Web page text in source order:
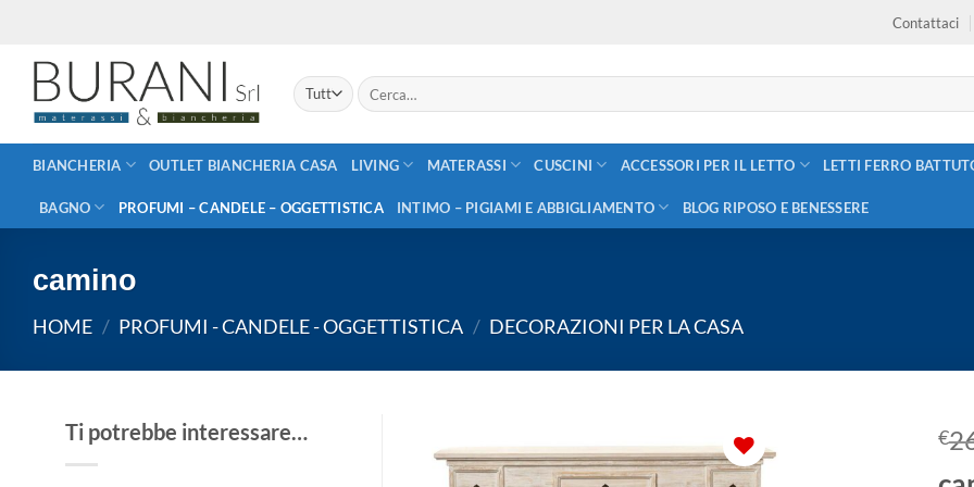
contenuti
Contattaci
Cerca:
BIANCHERIA OUTLET BIANCHERIA CASA LIVING MATERASSI CUSCINI ACCESSORI PER IL LETTO LETTI FERRO
BAGNO PROFUMI – CANDELE – OGGETTISTICA INTIMO – PIGIAMI E ABBIGLIAMENTO BLOG RIPOSO E BENESSERE
camino
HOME / PROFUMI - CANDELE - OGGETTISTICA / DECORAZIONI PER LA CASA
Ti potrebbe interessare… €